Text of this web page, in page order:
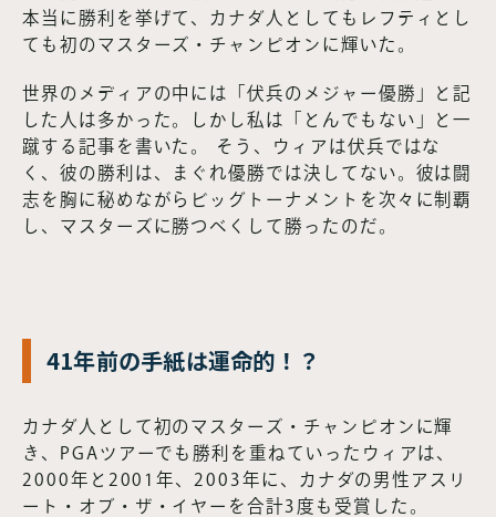
本当に勝利を挙げて、カナダ人としてもレフティとし
ても初のマスターズ・チャンピオンに輝いた。
世界のメディアの中には「伏兵のメジャー優勝」と記
した人は多かった。しかし私は「とんでもない」と一
蹴する記事を書いた。 そう、ウィアは伏兵ではな
く、彼の勝利は、まぐれ優勝では決してない。彼は闘
志を胸に秘めながらビッグトーナメントを次々に制覇
し、マスターズに勝つべくして勝ったのだ。
41年前の手紙は運命的！？
カナダ人として初のマスターズ・チャンピオンに輝
き、PGAツアーでも勝利を重ねていったウィアは、
2000年と2001年、2003年に、カナダの男性アスリ
ート・オブ・ザ・イヤーを合計3度も受賞した。